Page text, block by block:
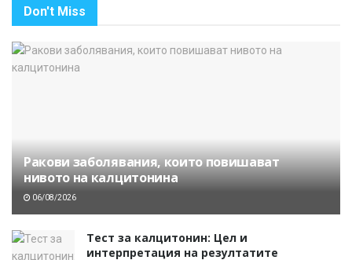
Don't Miss
Ракови заболявания, които повишават
нивото на калцитонина
06/08/2026
Тест за калцитонин: Цел и
интерпретация на резултатите